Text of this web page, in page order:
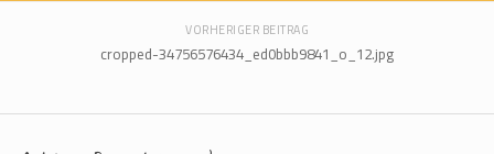
VORHERIGER BEITRAG
cropped-34756576434_ed0bbb9841_o_12.jpg